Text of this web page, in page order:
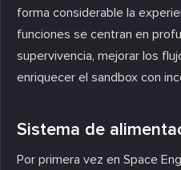
forma considerable la
funciones se centran en
supervivencia, mejorar los
enriquecer el sandbox con
Sistema de
Por primera vez en Space